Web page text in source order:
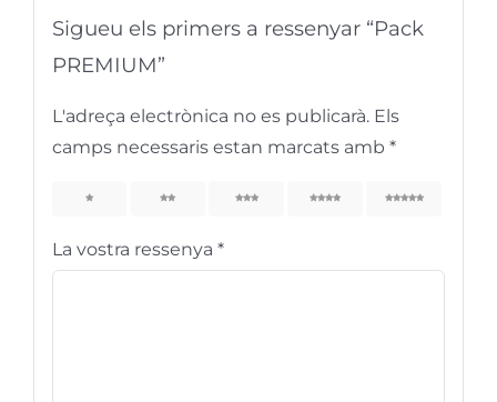
Sigueu els primers a ressenyar “Pack
PREMIUM”
L'adreça electrònica no es publicarà. Els
camps necessaris estan marcats amb *
5
La vostra ressenya *